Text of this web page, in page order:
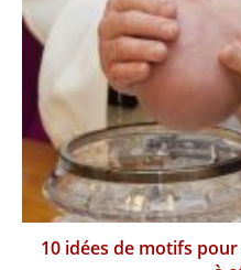
10 idées de motifs